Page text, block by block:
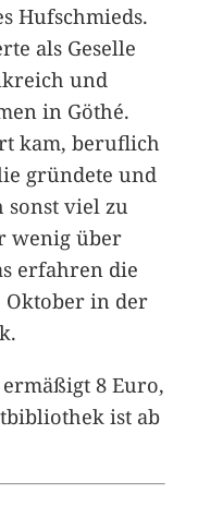
Hufschmieds.
als Geselle
und
in Göthé.
kam, beruflich
gründete und
sonst viel zu
wenig über
erfahren die
Oktober in der
8 Euro,
ist ab